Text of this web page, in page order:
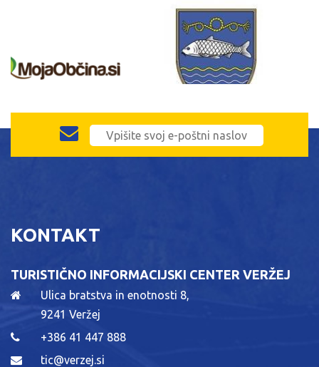
KONTAKT
TURISTIČNO INFORMACIJSKI CENTER VERŽEJ
Ulica bratstva in enotnosti 8,
9241 Veržej
+386 41 447 888
tic@verzej.si